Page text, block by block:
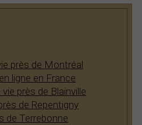
près de Montréal
ligne en France
près de Blainville
de Repentigny
de Terrebonne